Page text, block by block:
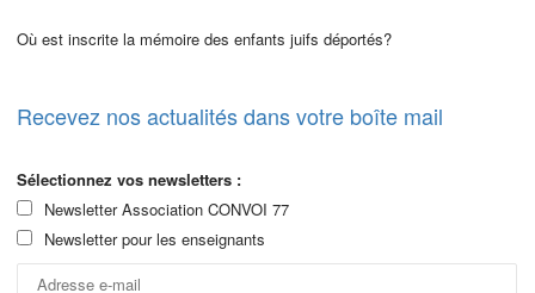
Où est inscrite la mémoire des enfants juifs déportés?
Recevez nos actualités dans votre boîte mail
Sélectionnez vos newsletters :
Newsletter Association CONVOI 77
Newsletter pour les enseignants